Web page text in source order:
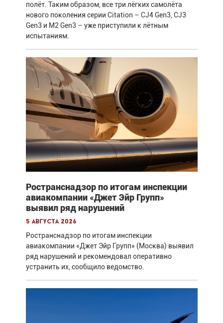
полёт. Таким образом, все три лёгких самолёта
нового поколения серии Citation – CJ4 Gen3, CJ3
Gen3 и M2 Gen3 – уже приступили к лётным
испытаниям.
Ространснадзор по итогам инспекции
авиакомпании «Джет Эйр Групп»
выявил ряд нарушений
5 августа 2026
Ространснадзор по итогам инспекции
авиакомпании «Джет Эйр Групп» (Москва) выявил
ряд нарушений и рекомендовал оперативно
устранить их, сообщило ведомство.